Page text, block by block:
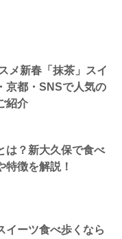
メ新春「抹茶」スイ
京都・SNSで人気の
紹介
は？新大久保で食べ
特徴を解説！
イーツ食べ歩くなら